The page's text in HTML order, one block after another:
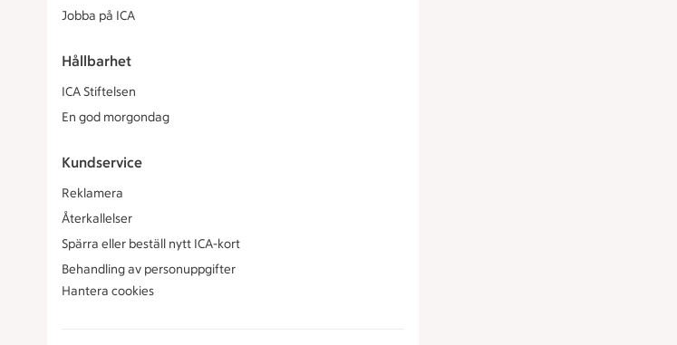
Jobba på ICA
Hållbarhet
ICA Stiftelsen
En god morgondag
Kundservice
Reklamera
Återkallelser
Spärra eller beställ nytt ICA-kort
Behandling av personuppgifter
Hantera cookies